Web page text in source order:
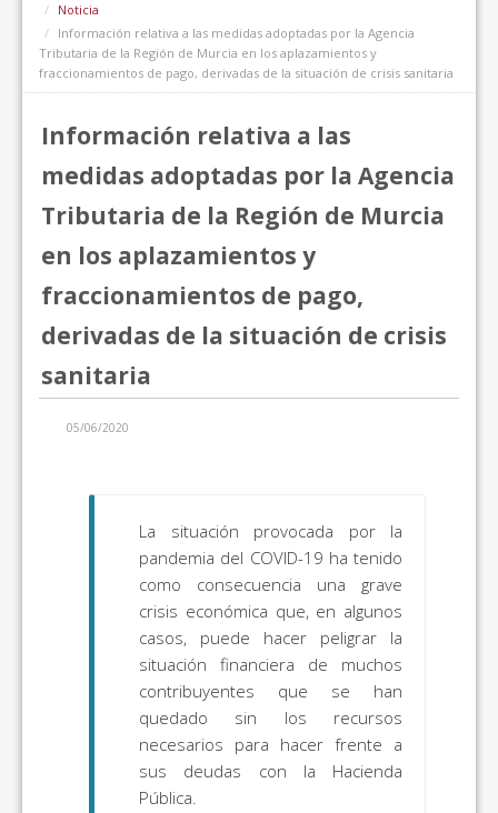
Noticia
Información relativa a las medidas adoptadas por la Agencia
Tributaria de la Región de Murcia en los aplazamientos y
fraccionamientos de pago, derivadas de la situación de crisis sanitaria
Información relativa a las
medidas adoptadas por la Agencia
Tributaria de la Región de Murcia
en los aplazamientos y
fraccionamientos de pago,
derivadas de la situación de crisis
sanitaria
05/06/2020
La situación provocada por la
pandemia del COVID-19 ha tenido
como consecuencia una grave
crisis económica que, en algunos
casos, puede hacer peligrar la
situación financiera de muchos
contribuyentes que se han
quedado sin los recursos
necesarios para hacer frente a
sus deudas con la Hacienda
Pública.